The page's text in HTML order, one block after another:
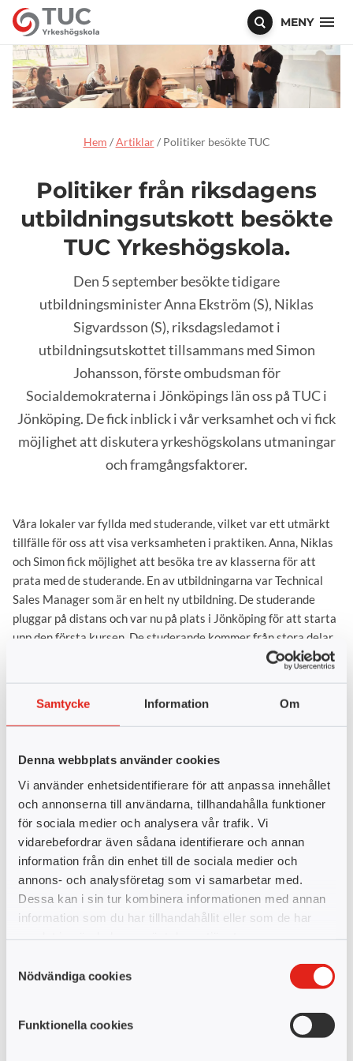
Samtycke Information Om
Denna webbplats använder cookies
Vi använder enhetsidentifierare för att anpassa innehållet
och annonserna till användarna, tillhandahålla funktioner
för sociala medier och analysera vår trafik. Vi
vidarebefordrar även sådana identifierare och annan
information från din enhet till de sociala medier och
annons- och analysföretag som vi samarbetar med.
Dessa kan i sin tur kombinera informationen med annan
information som du har tillhandahållit eller som de har
Nödvändiga cookies
Funktionella cookies
MENY
Hem /Artiklar/ Politiker besökte TUC
Politiker från riksdagens
utbildningsutskott besökte
TUC Yrkeshögskola.
Den 5 september besökte tidigare
utbildningsminister Anna Ekström (S), Niklas
Sigvardsson (S), riksdagsledamot i
utbildningsutskottet tillsammans med Simon
Johansson, förste ombudsman för
Socialdemokraterna i Jönköpings län oss på TUC i
Jönköping. De fick inblick i vår verksamhet och vi fick
möjlighet att diskutera yrkeshögskolans utmaningar
och framgångsfaktorer.
Våra lokaler var fyllda med studerande, vilket var ett utmärkt
tillfälle för oss att visa verksamheten i praktiken. Anna, Niklas
och Simon fick möjlighet att besöka tre av klasserna för att
prata med de studerande. En av utbildningarna var Technical
Sales Manager som är en helt ny utbildning. De studerande
pluggar på distans och var nu på plats i Jönköping för att starta
upp den första kursen. De studerande kommer från stora delar
av landet, där bland annat Stockholm, Örebro, Borås och
Anna och Niklas passade på att fråga de studerande om varför
överens om att de valde YH då det innebär praktik vilket i sin
tur leder till praktisk erfarenhet med mycket goda chanser till
jobb direkt efter examen. En studerande berättade att hon
tidigare pluggat på universitet men fick inte den hjälp hon
behöver i och med hennes dyslexi och adhd, så hon har nu
förhoppningar om att yrkeshögskolan är ett bättre val.